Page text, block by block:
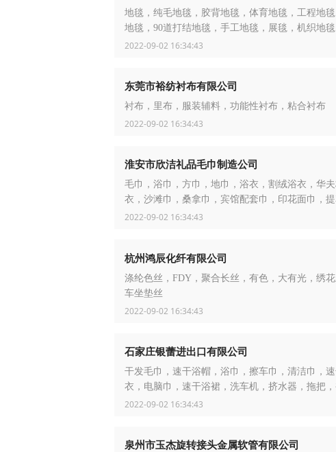
地毯，纯毛地毯，胶背地毯，体育地毯，工程地
地毯，90道打结地毯，手工地毯，展毯，机织地毯
2022-09-02 16:34:43
东莞市裕纺衬布有限公司
衬布，里布，服装辅料，功能性衬布，粘合衬布
2022-09-02 16:34:43
淮安市欣洁礼品毛巾制造公司
毛巾，浴巾，方巾，地巾，浴衣，割绒浴衣，华
衣，沙滩巾，桑拿巾，宾馆配套巾，印花面巾，
2022-09-02 16:34:43
杭州鸿辰化纤有限公司
涤纶色丝，FDY，聚合长丝，有色，大有光，绣
车坐垫丝
2022-09-02 16:34:43
石家庄银蕾进出口有限公司
干发毛巾，速干浴帽，浴巾，擦车巾，清洁巾，
衣，电脑巾，速干浴裙，洗车机，挤水器，拖把
2022-09-02 16:34:43
泉州市玉杰旋转接头金属软管有限公司